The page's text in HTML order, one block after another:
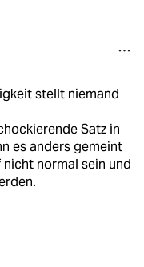
stellt niemand
Satz in
es anders gemeint
normal sein und